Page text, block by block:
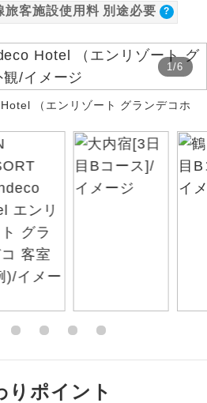
旅客施設使用料 別途必要
1/6
（エンリゾート グランデコホ
りポイント
スコに登録されている文化遺産や自
産を訪ねるコースです。
スポットに立ち寄るコースです。
地にも宿泊するコースです。
泊ホテルに露天風呂が付いていま
ます。